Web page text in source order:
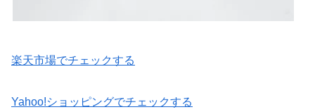
楽天市場でチェックする
Yahoo!ショッピングでチェックする